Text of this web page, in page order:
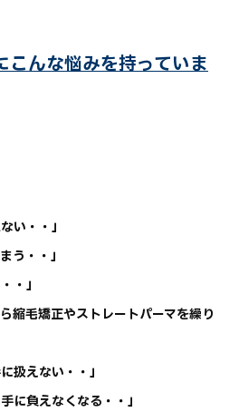
こんな悩みを持っていま
い・・」
う・・」
・」
縮毛矯正やストレートパーマを繰り
扱えない・・」
に負えなくなる・・」